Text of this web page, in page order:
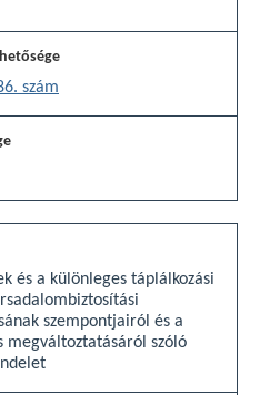
szám
és a különleges táplálkozási
szempontjairól és a
megváltoztatásáról szóló